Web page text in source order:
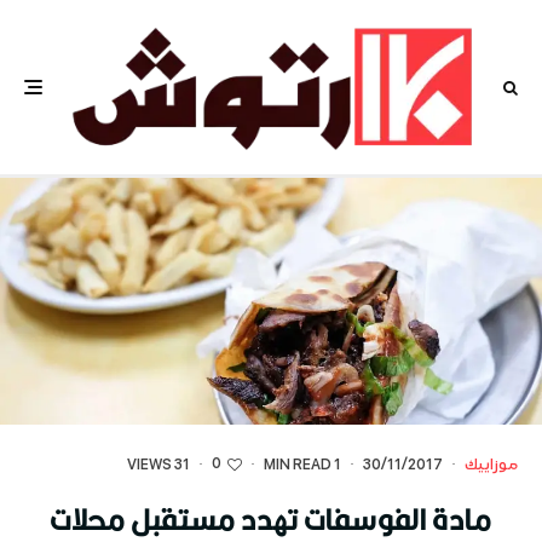
موزاييك ·
30/11/2017
·
1 MIN READ
·
0
·
31 VIEWS
مادة الفوسفات تهدد مستقبل محلات